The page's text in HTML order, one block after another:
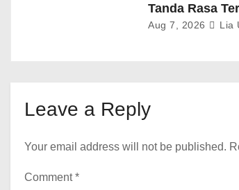
Tanda Rasa
Aug 7, 2026 Lia
Leave a Reply
Your email address will not be published.
Comment*